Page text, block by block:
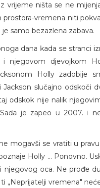
vrijeme ništa se ne
vremena niti
samo bezazlena zabava.
dana kada se stranci
i njegovom djevojkom
Holly zadobije
Jackson slučajno odskoči
odskok nije nalik
je zapeo u 2007. i
mogavši se vratiti u
Holly ... Ponovno.
oca. Ne prođe
„Neprijatelji vremena"